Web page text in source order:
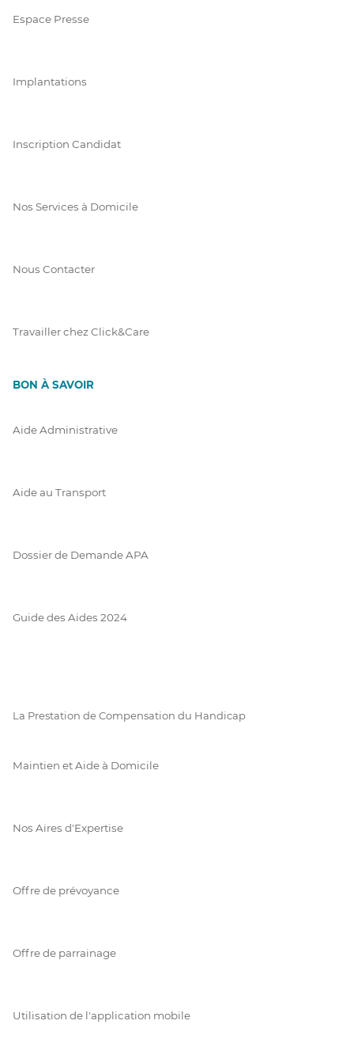
Espace Presse
Implantations
Inscription Candidat
Nos Services à Domicile
Nous Contacter
Travailler chez Click&Care
BON À SAVOIR
Aide Administrative
Aide au Transport
Dossier de Demande APA
Guide des Aides 2024
La Prestation de Compensation du Handicap
Maintien et Aide à Domicile
Nos Aires d'Expertise
Offre de prévoyance
Offre de parrainage
Utilisation de l'application mobile